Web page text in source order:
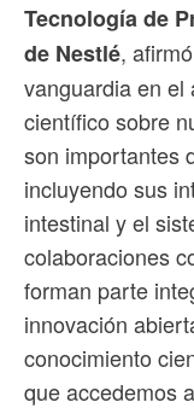
Tecnología de
de Nestlé,
vanguardia en el
científico sobre
son importantes
incluyendo sus
intestinal y el
colaboraciones
forman parte
innovación
conocimiento
que accedemos